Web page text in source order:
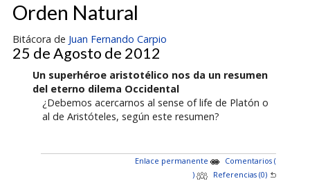
Orden Natural
Bitácora de Juan Fernando Carpio
25 de Agosto de 2012
Un superhéroe aristotélico nos da un resumen
del eterno dilema Occidental
¿Debemos acercarnos al sense of life de Platón o
al de Aristóteles, según este resumen?
Enlace permanente
Comentarios (
)
Referencias (0)